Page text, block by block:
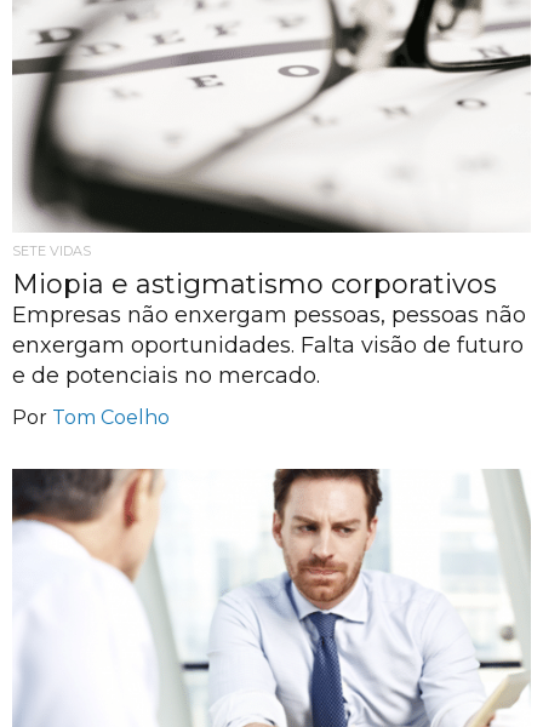
SETE VIDAS
Miopia e astigmatismo corporativos
Empresas não enxergam pessoas, pessoas não
enxergam oportunidades. Falta visão de futuro
e de potenciais no mercado.
Por Tom Coelho